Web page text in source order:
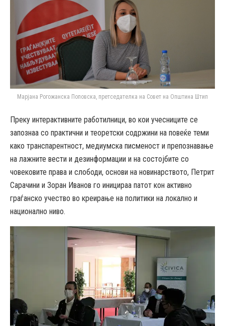
Марјана Рогожанска Поповска, претседателка на Совет на Општина Штип
Преку интерактивните работилници, во кои учесниците се
запознаа со практични и теоретски содржини на повеќе теми
како транспарентност, медиумска писменост и препознавање
на лажните вести и дезинформации и на состојбите со
човековите права и слободи, основи на новинарството, Петрит
Сарачини и Зоран Иванов го иницираа патот кон активно
граѓанско учество во креирање на политики на локално и
национално ниво.